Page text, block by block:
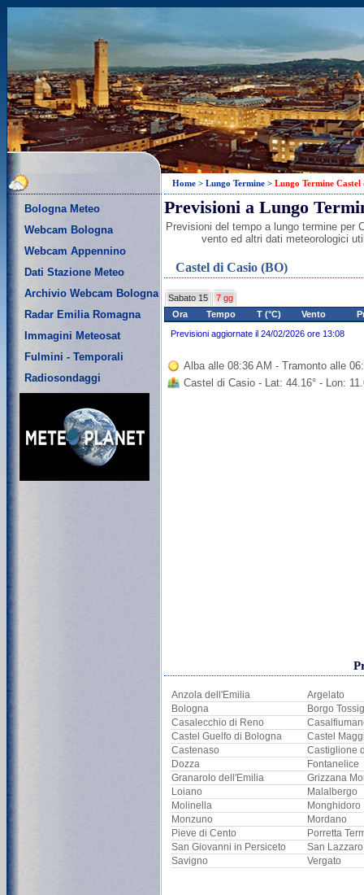
Bologna Meteo
Webcam Bologna
Webcam Appennino
Dati Stazione Meteo
Archivio Webcam Bologna
Radar Emilia Romagna
Immagini Meteosat
Fulmini - Temporali
Radiosondaggi
Home > Lungo Termine > Lungo Termine Castel
Previsioni a Lungo
Previsioni del tempo a lungo termine per
vento ed altri dati meteorologici
Castel di Casio (BO)
Sabato 15
7 gg
Ora
Tempo T (°C) Vento
Previsioni aggiornate il 24/02/2026 ore 13:08
Alba alle 08:36 AM - Tramonto alle
Castel di Casio - Lat: 44.16° - Lon:
Anzola dell'Emilia
Argelato
Bologna
Borgo
Casalecchio di Reno
Castel Guelfo di Bologna
Castel
Castenaso
Castiglione
Dozza
Fontanelice
Granarolo dell'Emilia
Grizzana
Loiano
Malalbergo
Molinella
Monghidoro
Monzuno
Mordano
Pieve di Cento
Porretta
San Giovanni in Persiceto
San
Savigno
Vergato